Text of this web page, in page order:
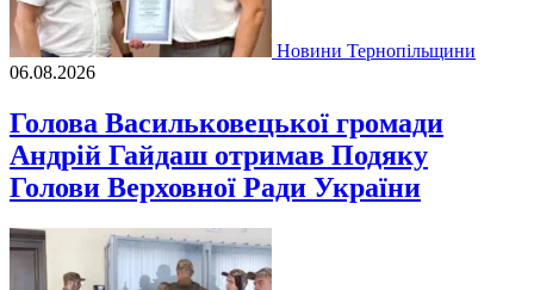
Новини Тернопільщини
06.08.2026
Голова Васильковецької громади
Андрій Гайдаш отримав Подяку
Голови Верховної Ради України